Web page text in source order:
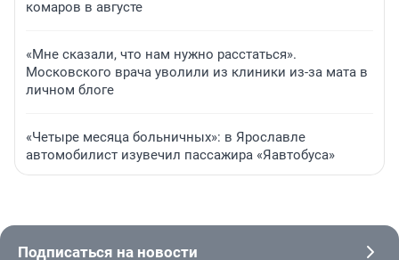
комаров в августе
«Мне сказали, что нам нужно расстаться».
Московского врача уволили из клиники из-за мата в
личном блоге
«Четыре месяца больничных»: в Ярославле
автомобилист изувечил пассажира «Яавтобуса»
Подписаться на новости